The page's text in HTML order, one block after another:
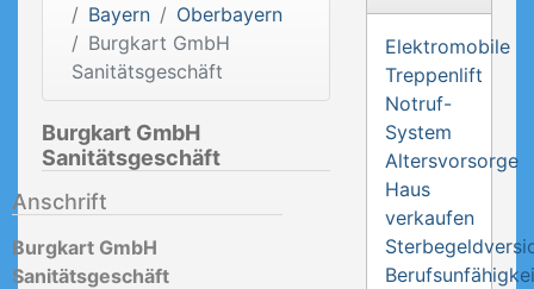
Bayern
Oberbayern
Burgkart GmbH
Sanitätsgeschäft
Burgkart GmbH
Sanitätsgeschäft
Anschrift
Burgkart GmbH
Sanitätsgeschäft
Elektromobile
Treppenlift
Notruf-
System
Altersvorsorge
Haus
verkaufen